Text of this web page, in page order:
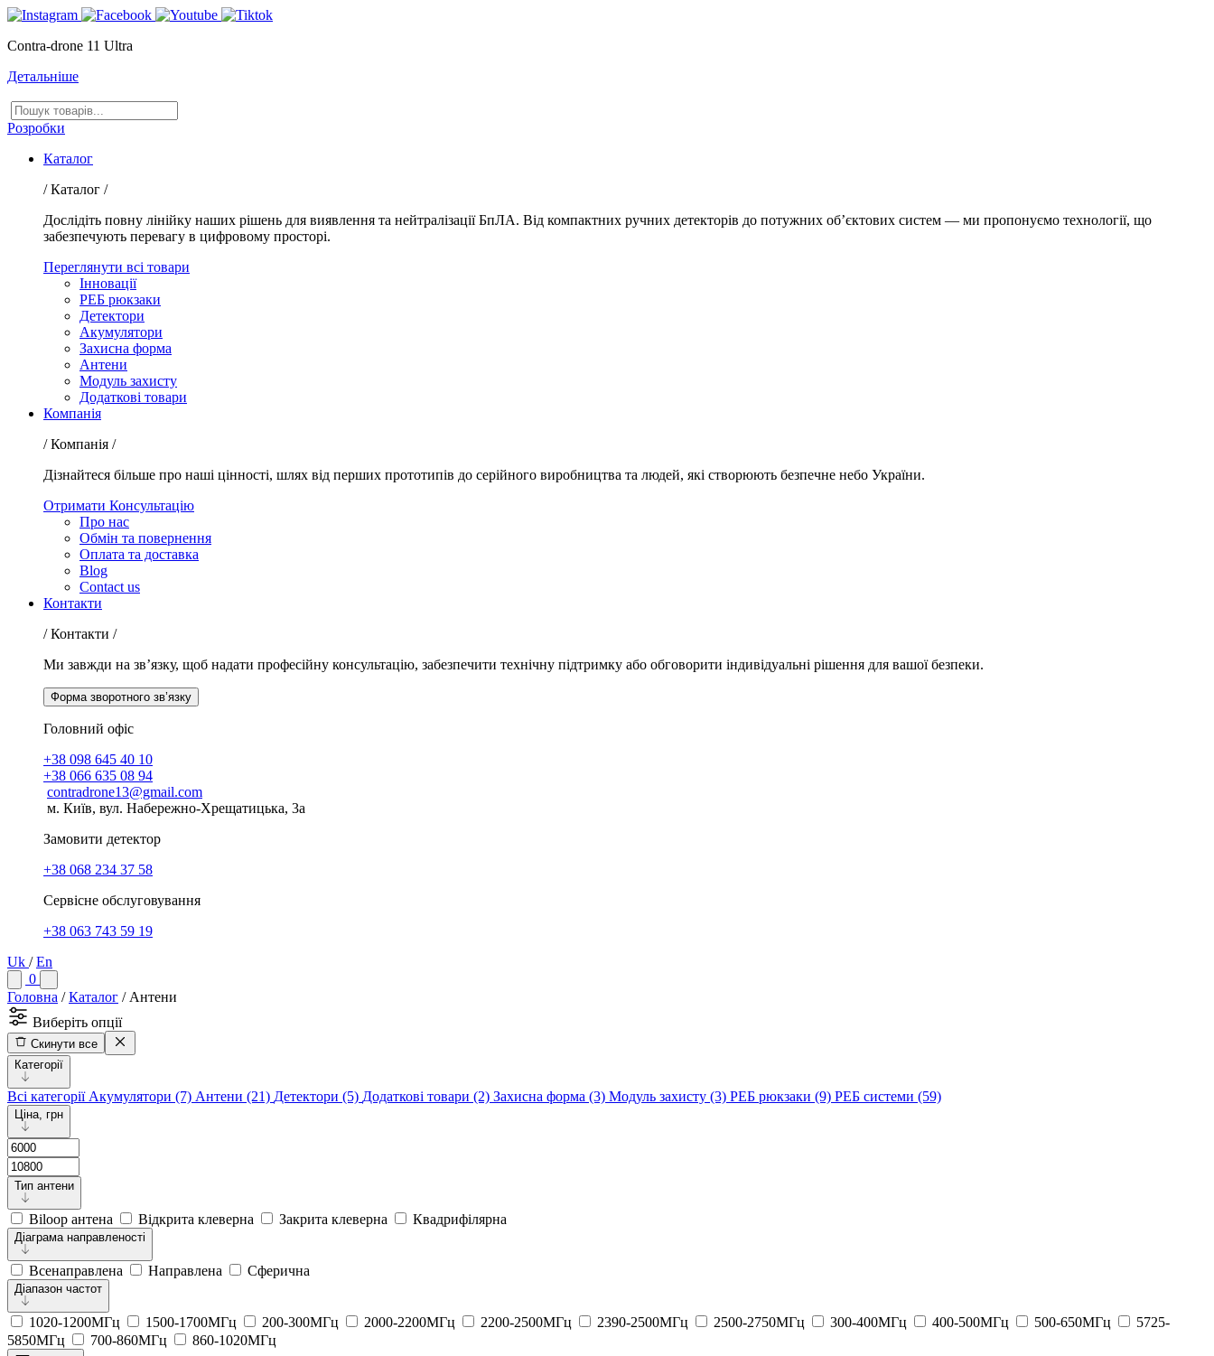
Contra-drone 11 Ultra
Детальніше
Пошук
товарів
Розробки
Каталог
/ Каталог /
Дослідіть повну лінійку наших рішень для виявлення та нейтралізації БпЛА. Від компактних ручних детекторів до потужних об’єктових систем — ми пропонуємо технології, що
забезпечують перевагу в цифровому просторі.
Переглянути всі товари
Інновації
РЕБ рюкзаки
Детектори
Акумулятори
Захисна форма
Антени
Модуль захисту
Додаткові товари
Компанія
/ Компанія /
Дізнайтеся більше про наші цінності, шлях від перших прототипів до серійного виробництва та людей, які створюють безпечне небо України.
Отримати Консультацію
Про нас
Обмін та повернення
Оплата та доставка
Blog
Contact us
Контакти
/ Контакти /
Ми завжди на зв’язку, щоб надати професійну консультацію, забезпечити технічну підтримку або обговорити індивідуальні рішення для вашої безпеки.
Форма зворотного зв’язку
Головний офіс
+38 098 645 40 10
+38 066 635 08 94
contradrone13@gmail.com
м. Київ, вул. Набережно-Хрещатицька, 3а
Замовити детектор
+38 068 234 37 58
Сервісне обслуговування
+38 063 743 59 19
Uk / En
0
Головна / Каталог / Антени
Виберіть опції
Скинути все
Категорії
Всі категорії Акумулятори (7) Антени (21) Детектори (5) Додаткові товари (2) Захисна форма (3) Модуль захисту (3) РЕБ рюкзаки (9) РЕБ системи (59)
Ціна, грн
Тип антени
Biloop антена Відкрита клеверна Закрита клеверна Квадрифілярна
Діаграма направленості
Всенаправлена Направлена Сферична
Діапазон частот
1020-1200МГц 1500-1700МГц 200-300МГц 2000-2200МГц 2200-2500МГц 2390-2500МГц 2500-2750МГц 300-400МГц 400-500МГц 500-650МГц
5725-
5850МГц
700-860МГц 860-1020МГц